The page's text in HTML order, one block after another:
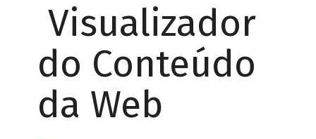
Visualizador
do Conteúdo
da Web